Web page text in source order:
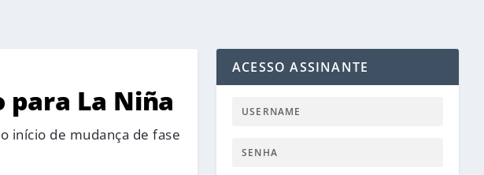
para La Niña
início de mudança de fase
ACESSO ASSINANTE